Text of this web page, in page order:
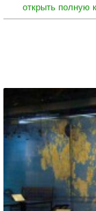
открыть полную